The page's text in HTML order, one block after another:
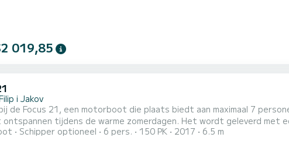
019,85
i Jakov
de Focus 21, een motorboot die plaats biedt aan maximaal 7
ontspannen tijdens de warme zomerdagen. Het wordt geleverd met
bestemming bent. Van de uitrusting heeft de boot GPS,
Schipper optioneel 6 pers. 150 PK 2017 6.5 m